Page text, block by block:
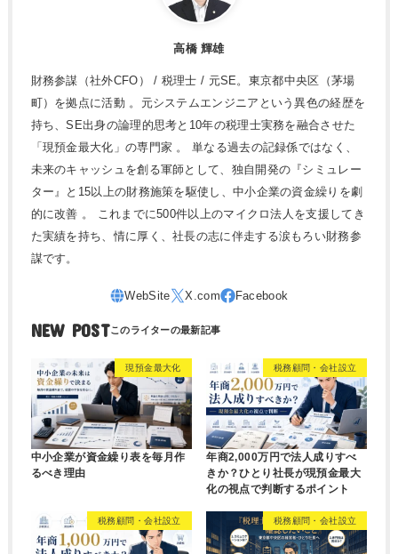
高橋 輝雄
財務参謀（社外CFO） / 税理士 / 元SE。東京都中央区（茅場
町）を拠点に活動 。元システムエンジニアという異色の経歴を
持ち、SE出身の論理的思考と10年の税理士実務を融合させた
「現預金最大化」の専門家 。 単なる過去の記録係ではなく、
未来のキャッシュを創る軍師として、独自開発の『シミュレー
ター』と15以上の財務施策を駆使し、中小企業の資金繰りを劇
的に改善 。 これまでに500件以上のマイクロ法人を支援してき
た実績を持ち、情に厚く、社長の志に伴走する涙もろい財務参
謀です。
NEW POST
現預金最大化
中小企業が資金繰り表を毎月作
るべき理由
税務顧問・会社設立
年商2,000万円で法人成りすべ
きか？ひとり社長が現預金最大
化の視点で判断するポイント
税務顧問・会社設立 税務顧問・会社設立